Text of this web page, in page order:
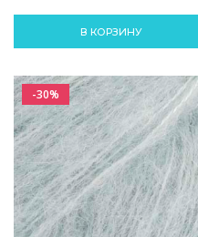
В КОРЗИНУ
-30%